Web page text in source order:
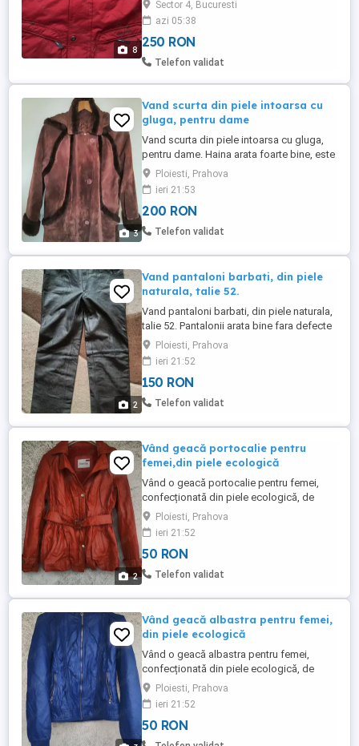
8
gluga ascunsa in guler, guler interior
detasabil, 4 buzunare exterioare, 1
buzunar interior cu fermoar, 1 buzunar
interior pentru telefon, compozitie exterior
Sector 4, Bucuresti
azi 05:38
250 RON
Telefon validat
3
Vand scurta din piele intoarsa cu
gluga, pentru dame
Vand scurta din piele intoarsa cu gluga,
pentru dame. Haina arata foarte bine, este
matlasata la interior cu insertie de blana
naturala la maneci, gluga si piept.
Dimensiuni: Lungime 84 cm, Talie 116 cm,
Lungime maneci 52 cm.
Ploiesti, Prahova
ieri 21:53
200 RON
Telefon validat
2
Vand pantaloni barbati, din piele
naturala, talie 52.
Vand pantaloni barbati, din piele naturala,
talie 52. Pantalonii arata bine fara defecte
ascunse. Dimensiuni: Lungime - 110 cm,
Lungime crac - 82 cm, Talie - 92, Manseta -
23
Ploiesti, Prahova
ieri 21:52
150 RON
Telefon validat
2
Vând geacă portocalie pentru
femei,din piele ecologică
Vând o geacă portocalie pentru femei,
confecționată din piele ecologică, de
mărimea S. Este potrivită pentru un aspect
stylish și eco-friendly. La interior este
captusita cu blana artificiala. Culoarea
reala este portocalie, mai deschisa decat
cea din fotografii
Ploiesti, Prahova
ieri 21:52
50 RON
Telefon validat
Vând geacă albastra pentru femei,
din piele ecologică
Vând o geacă albastra pentru femei,
confecționată din piele ecologică, de
mărimea M. Este potrivită pentru un
aspect stylish și eco-friendly. La interior
este captusita cu blana artificiala. Este
prevazuta cu gluga, captusita cu blana
artificiala.
Ploiesti, Prahova
ieri 21:52
50 RON